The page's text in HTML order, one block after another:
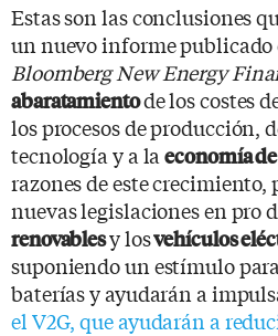
Estas son las conclusiones
un nuevo informe publicado
Bloomberg New Energy
abaratamientode los costes
los procesos de producción,
tecnología y a laeconomía
razones de este crecimiento,
nuevas legislaciones en pro
renovablesy losvehículos
suponiendo un estímulo
baterías y ayudarán a
el V2G, que ayudarán a